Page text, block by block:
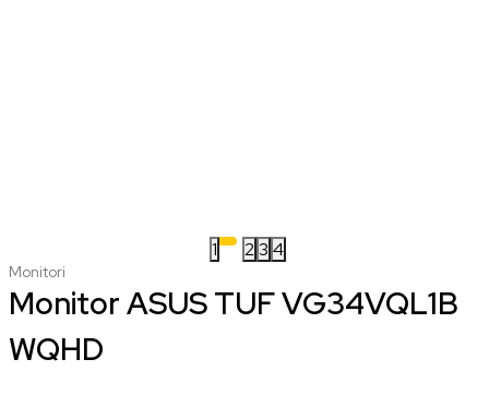
1 23 4
Monitori
Monitor ASUS TUF VG34VQL1B
WQHD